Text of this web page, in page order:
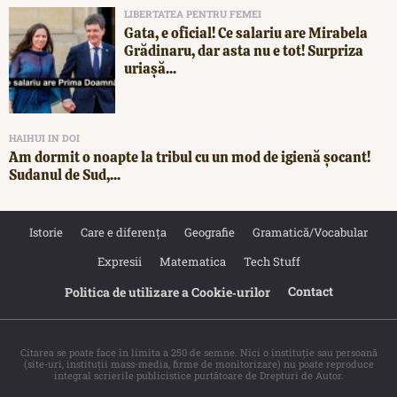
LIBERTATEA PENTRU FEMEI
Gata, e oficial! Ce salariu are Mirabela
Grădinaru, dar asta nu e tot! Surpriza
uriașă...
HAIHUI IN DOI
Am dormit o noapte la tribul cu un mod de igienă șocant!
Sudanul de Sud,...
Istorie Care e diferența Geografie
Gramatică/Vocabular
Expresii
Matematica Tech Stuff
Politica de utilizare a Cookie‐urilor Contact
Citarea se poate face în limita a 250 de semne. Nici o instituţie sau persoană
(site-uri, instituţii mass-media, firme de monitorizare) nu poate reproduce
integral scrierile publicistice purtătoare de Drepturi de Autor.